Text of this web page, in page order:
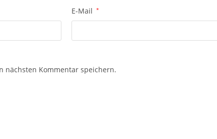
E-Mail *
nächsten Kommentar speichern.